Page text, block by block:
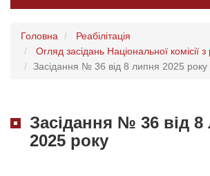
Головна
Реабілітація
Огляд засідань Національної комісії з
Засідання № 36 від 8 липня 2025 року
Засідання № 36 від 8
2025 року